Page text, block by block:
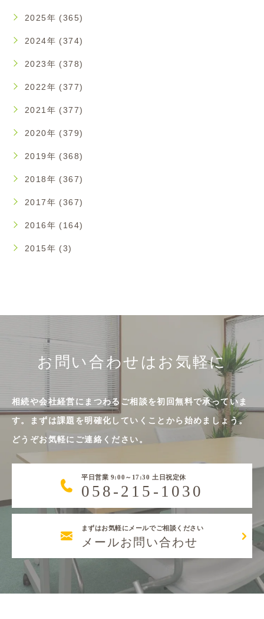
2025年 (365)
2024年 (374)
2023年 (378)
2022年 (377)
2021年 (377)
2020年 (379)
2019年 (368)
2018年 (367)
2017年 (367)
2016年 (164)
2015年 (3)
お問い合わせはお気軽に
相続や会社経営にまつわるご相談を初回無料で承っていま
す。まずは課題を明確化していくことから始めましょう。
どうぞお気軽にご連絡ください。
平日営業 9:00～17:30 土日祝定休
058-215-1030
まずはお気軽にメールでご相談ください
メールお問い合わせ